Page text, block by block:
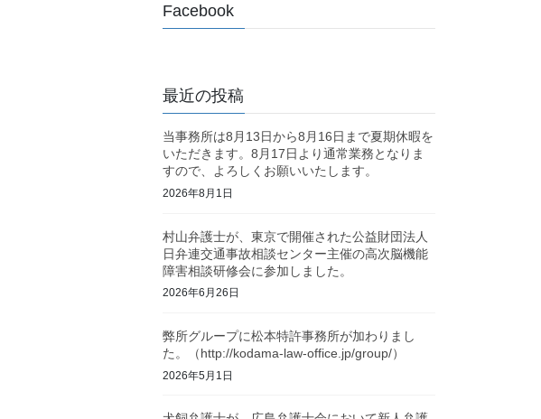
Facebook
最近の投稿
当事務所は8月13日から8月16日まで夏期休暇を
いただきます。8月17日より通常業務となりま
すので、よろしくお願いいたします。
2026年8月1日
村山弁護士が、東京で開催された公益財団法人
日弁連交通事故相談センター主催の高次脳機能
障害相談研修会に参加しました。
2026年6月26日
弊所グループに松本特許事務所が加わりまし
た。（http://kodama-law-office.jp/group/）
2026年5月1日